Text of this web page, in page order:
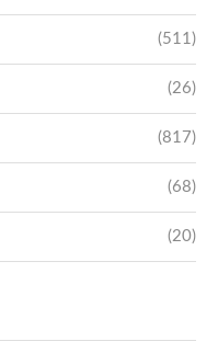
(511)
(26)
(817)
(68)
(20)